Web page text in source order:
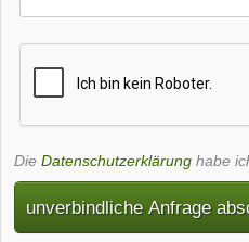
Die Datenschutzerklärung habe
unverbindliche Anfrage